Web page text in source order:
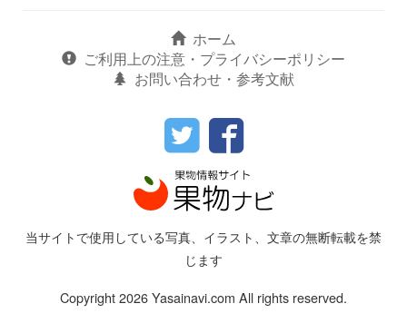
ホーム
ご利用上の注意・プライバシーポリシー
お問い合わせ・参考文献
当サイトで使用している写真、イラスト、文章の無断転載を禁
じます
Copyright 2026 Yasainavi.com All rights reserved.